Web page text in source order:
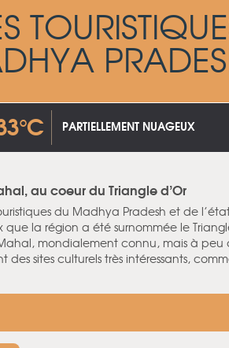
PARTIELLEMENT NUAGEUX
au coeur du Triangle d’Or
du Madhya Pradesh et de
que la région a été surnommée le
mondialement connu, mais à
des sites culturels très intéressants,